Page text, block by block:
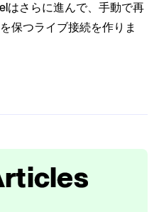
はさらに進んで、手動で再
保つライブ接続を作りま